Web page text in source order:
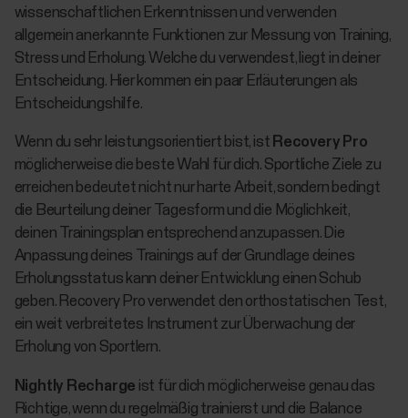
wissenschaftlichen Erkenntnissen und verwenden
allgemein anerkannte Funktionen zur Messung von Training,
Stress und Erholung. Welche du verwendest, liegt in deiner
Entscheidung. Hier kommen ein paar Erläuterungen als
Entscheidungshilfe.
Wenn du sehr leistungsorientiert bist, ist Recovery Pro
möglicherweise die beste Wahl für dich. Sportliche Ziele zu
erreichen bedeutet nicht nur harte Arbeit, sondern bedingt
die Beurteilung deiner Tagesform und die Möglichkeit,
deinen Trainingsplan entsprechend anzupassen. Die
Anpassung deines Trainings auf der Grundlage deines
Erholungsstatus kann deiner Entwicklung einen Schub
geben. Recovery Pro verwendet den orthostatischen Test,
ein weit verbreitetes Instrument zur Überwachung der
Erholung von Sportlern.
Nightly Recharge ist für dich möglicherweise genau das
Richtige, wenn du regelmäßig trainierst und die Balance